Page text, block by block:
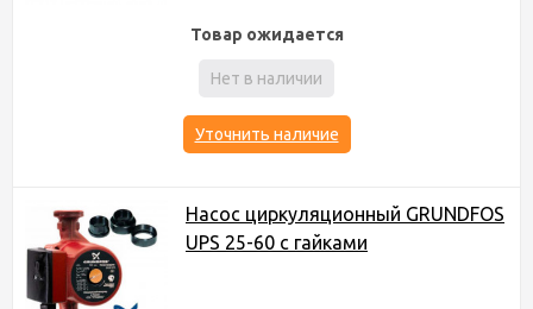
Товар ожидается
Нет в наличии
Уточнить наличие
Насос циркуляционный GRUNDFOS
UPS 25-60 с гайками